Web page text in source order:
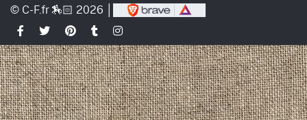
© C-F.fr 🏇🏻 2026 │